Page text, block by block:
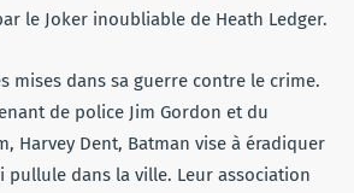
le Joker inoubliable de Heath Ledger.
mises dans sa guerre contre le crime.
de police Jim Gordon et du
Harvey Dent, Batman vise à éradiquer
pullule dans la ville. Leur association